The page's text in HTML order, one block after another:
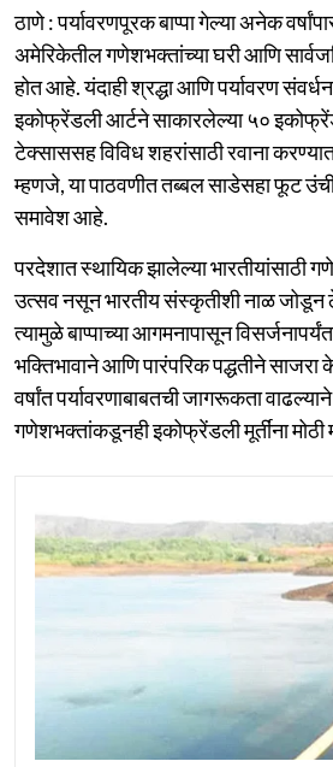
ठाणे : पर्यावरणपूरक बाप्पा गेल्या अनेक
अमेरिकेतील गणेशभक्तांच्या घरी आणि
होत आहे. यंदाही श्रद्धा आणि पर्यावरण
इकोफ्रेंडली आर्टने साकारलेल्या ५०
टेक्साससह विविध शहरांसाठी रवाना
म्हणजे, या पाठवणीत तब्बल साडेसहा फूट
समावेश आहे.
परदेशात स्थायिक झालेल्या भारतीयांसाठी
उत्सव नसून भारतीय संस्कृतीशी नाळ जोडून
त्यामुळे बाप्पाच्या आगमनापासून
भक्तिभावाने आणि पारंपरिक पद्धतीने साजरा
वर्षांत पर्यावरणाबाबतची जागरूकता
गणेशभक्तांकडूनही इकोफ्रेंडली मूर्तींना मोठी